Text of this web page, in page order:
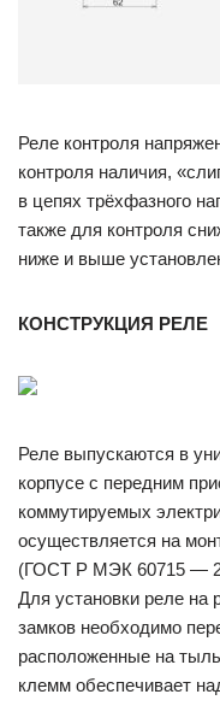
Реле контроля
контроля наличия,
в цепях трёхфазного
также для контроля
ниже и выше
КОНСТРУКЦИЯ РЕЛЕ
Реле выпускаются в
корпусе с передним
коммутируемых
осуществляется на
(ГОСТ Р МЭК 60715 —
Для установки реле на
замков необходимо
расположенные на
клемм обеспечивает